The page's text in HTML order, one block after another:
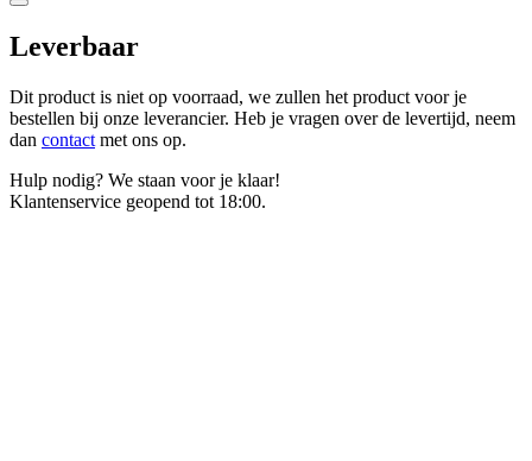
Leverbaar
Dit product is niet op voorraad, we zullen het product voor je
bestellen bij onze leverancier. Heb je vragen over de levertijd, neem
dan contact met ons op.
Hulp nodig? We staan voor je klaar!
Klantenservice geopend tot 18:00.